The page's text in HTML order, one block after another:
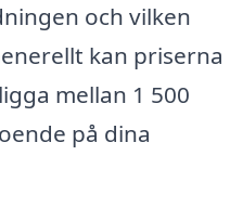
och vilken
kan priserna
mellan 1 500
på dina